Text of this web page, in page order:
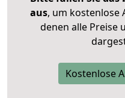
aus, um kostenlose
denen alle Preise
Kostenlose